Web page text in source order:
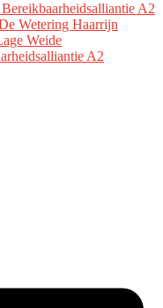
A2
Wetering Haarrijn
Weide
A2